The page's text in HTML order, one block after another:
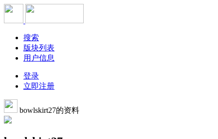
搜索
版块列表
用户信息
登录
立即注册
bowlskirt27的资料